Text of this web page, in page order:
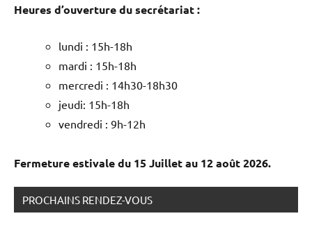
Heures d’ouverture du secrétariat :
lundi : 15h-18h
mardi : 15h-18h
mercredi : 14h30-18h30
jeudi: 15h-18h
vendredi : 9h-12h
Fermeture estivale du 15 Juillet au 12 août 2026.
PROCHAINS RENDEZ-VOUS